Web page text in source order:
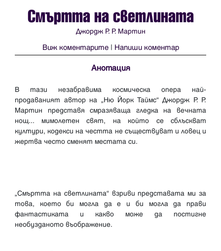
Смъртта на светлината
Джордж Р. Р. Мартин
Виж коментарите | Напиши коментар
Анотация
В тази незабравима космическа опера най-
продаваният автор на „Ню Йорк Таймс“ Джордж Р. Р.
Мартин представя смразяваща гледка на вечната
нощ... мимолетен свят, на който се сблъскват
култури, кодекси на честта не съществуват и ловец и
жертва често сменят местата си.
„Смъртта на светлината“ взриви представата ми за
това, което би могла да е и би могла да прави
фантастиката и какво може да постигне
необузданото въображение.